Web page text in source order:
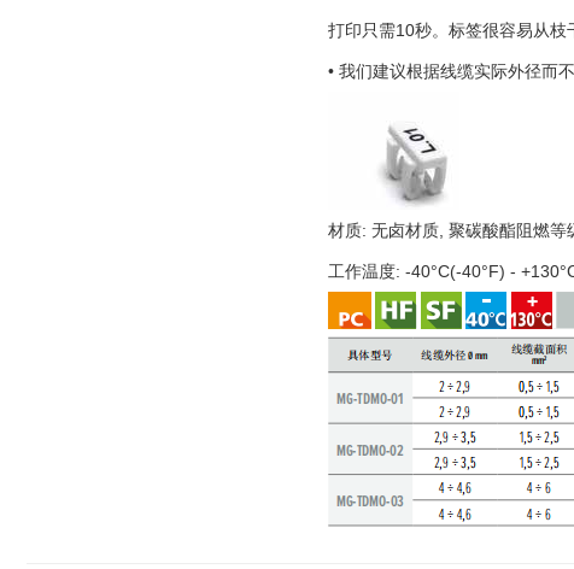
打印只需10秒。标签很容易从枝
• 我们建议根据线缆实际外径而
材质: 无卤材质, 聚碳酸酯阻燃等
工作温度: -40°C(-40°F) -